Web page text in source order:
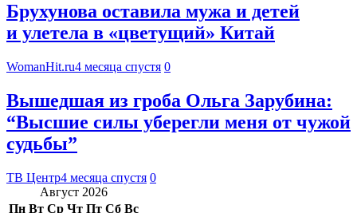
Брухунова оставила мужа и детей
и улетела в «цветущий» Китай
WomanHit.ru4 месяца спустя 0
Вышедшая из гроба Ольга Зарубина:
“Высшие силы уберегли меня от чужой
судьбы”
ТВ Центр4 месяца спустя 0
Август 2026
Пн Вт Ср Чт Пт Сб Вс